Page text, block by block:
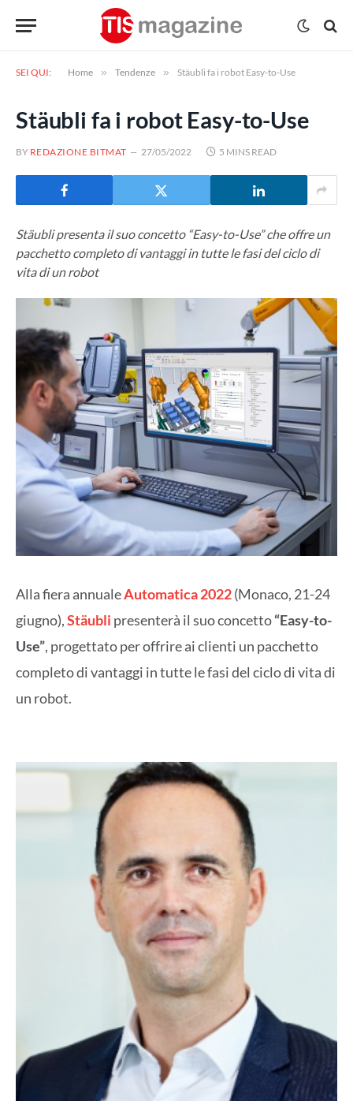
SEI QUI: Home » Tendenze » Stäubli fa i robot Easy-to-Use
Stäubli fa i robot Easy-to-Use
BY REDAZIONE BITMAT 27/05/2022 5 MINS READ
Stäubli presenta il suo concetto “Easy-to-Use” che offre un
pacchetto completo di vantaggi in tutte le fasi del ciclo di
vita di un robot
Alla fiera annualeAutomatica 2022(Monaco, 21-24
giugno),Stäubli presenterà il suo concetto“Easy-to-
Use”, progettato per offrire ai clienti un pacchetto
completo di vantaggi in tutte le fasi del ciclo di vita di
un robot.